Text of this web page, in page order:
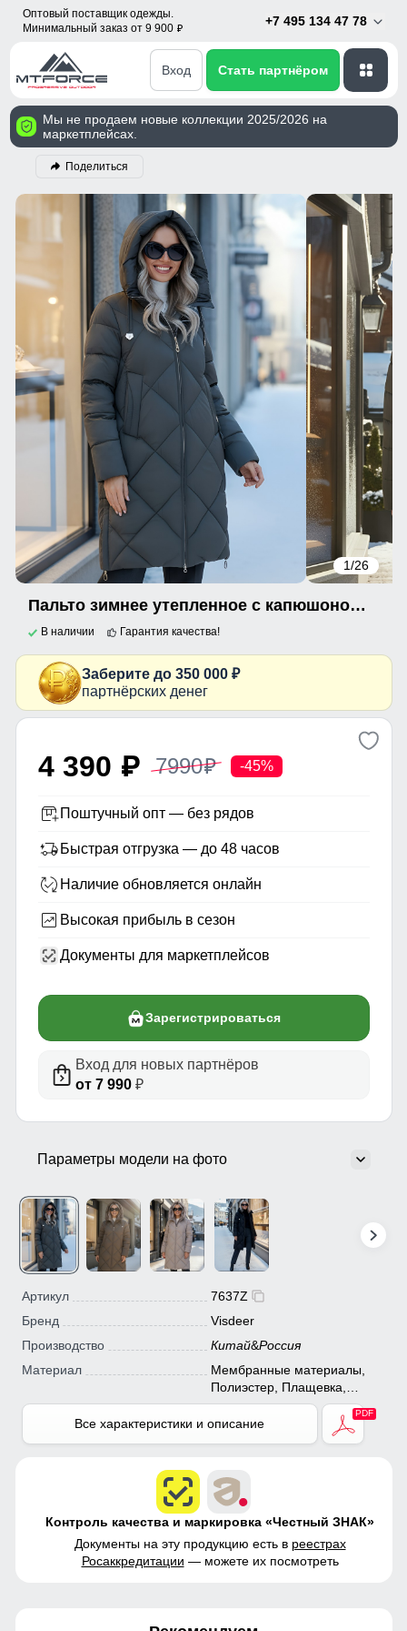
Оптовый поставщик одежды.
Минимальный заказ от 9 900 p
+7 495 134 47 78
Вход Стать партнёром
Мы не продаем новые коллекции 2025/2026 на
маркетплейсах.
Поделиться
1/26
Пальто зимнее утепленное с капюшоном женское зеленого цвета 7637Z
В наличии Гарантия качества!
Заберите до 350 000 ₽
партнёрских денег
4 390 p 7990p -45%
Поштучный опт — без рядов
Быстрая отгрузка — до 48 часов
Наличие обновляется онлайн
Высокая прибыль в сезон
Документы для маркетплейсов
Зарегистрироваться
Вход для новых партнёров
от 7 990₽
Параметры модели на фото
Артикул
7637Z
Бренд
Visdeer
Производство
Китай&Россия
Материал
Мембранные материалы,
Полиэстер, Плащевка,
Болонь, Экологичные
материалы
Все характеристики и описание
Контроль качества и маркировка «Честный ЗНАК»
Документы на эту продукцию есть в реестрах
Росаккредитации — можете их посмотреть